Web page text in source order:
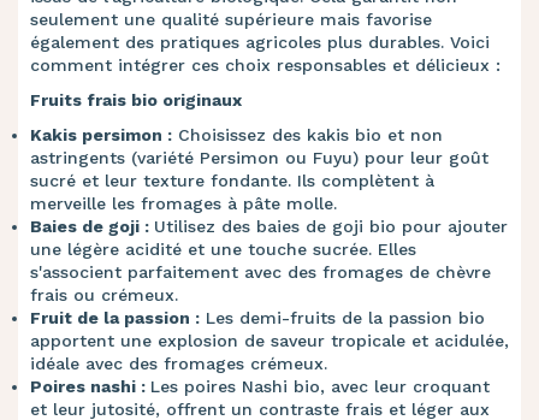
seulement une qualité supérieure mais favorise
également des pratiques agricoles plus durables. Voici
comment intégrer ces choix responsables et délicieux :
Fruits frais bio originaux
Kakis persimon : Choisissez des kakis bio et non
astringents (variété Persimon ou Fuyu) pour leur goût
sucré et leur texture fondante. Ils complètent à
merveille les fromages à pâte molle.
Baies de goji : Utilisez des baies de goji bio pour ajouter
une légère acidité et une touche sucrée. Elles
s'associent parfaitement avec des fromages de chèvre
frais ou crémeux.
Fruit de la passion : Les demi-fruits de la passion bio
apportent une explosion de saveur tropicale et acidulée,
idéale avec des fromages crémeux.
Poires nashi : Les poires Nashi bio, avec leur croquant
et leur jutosité, offrent un contraste frais et léger aux